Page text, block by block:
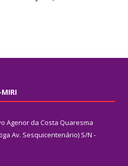
MIRI
Agenor da Costa Quaresma
Av. Sesquicentenário) S/N -